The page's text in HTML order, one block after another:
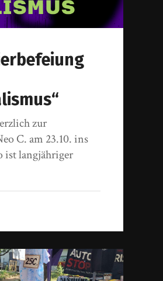
zur
C. am 23.10. ins
ist langjähriger